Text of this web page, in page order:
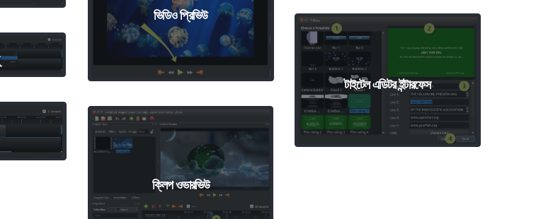
ভিডিও প্রিভিউ
টাইটেল এডিটর ইন্টারফেস
ক্লিপ ওভারভিউ